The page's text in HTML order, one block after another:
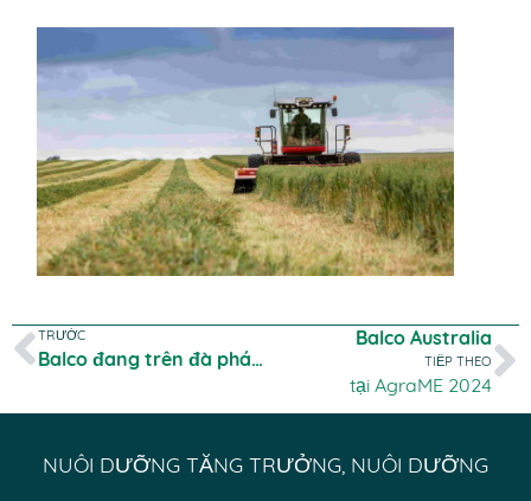
TRƯỚC
Balco đang trên đà phát triển toàn cầu
Balco Australia
TIẾP THEO
tại AgraME 2024
NUÔI DƯỠNG TĂNG TRƯỞNG, NUÔI DƯỠNG